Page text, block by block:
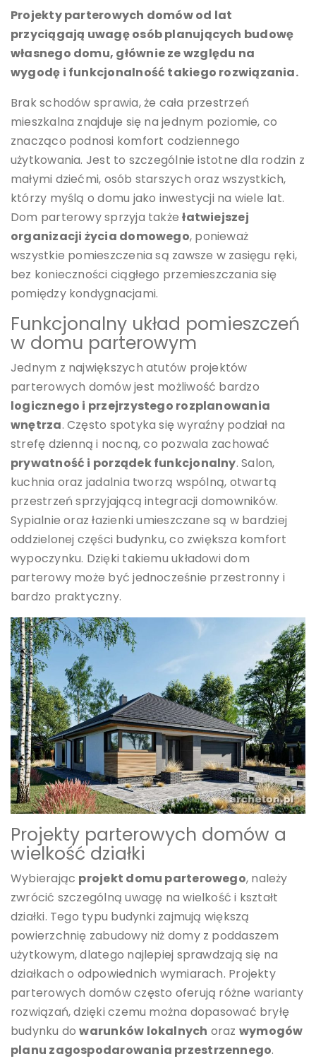
Projekty parterowych domów od lat
przyciągają uwagę osób planujących budowę
własnego domu, głównie ze względu na
wygodę i funkcjonalność takiego rozwiązania.
Brak schodów sprawia, że cała przestrzeń
mieszkalna znajduje się na jednym poziomie, co
znacząco podnosi komfort codziennego
użytkowania. Jest to szczególnie istotne dla rodzin z
małymi dziećmi, osób starszych oraz wszystkich,
którzy myślą o domu jako inwestycji na wiele lat.
Dom parterowy sprzyja takżełatwiejszej
organizacji życia domowego, ponieważ
wszystkie pomieszczenia są zawsze w zasięgu ręki,
bez konieczności ciągłego przemieszczania się
pomiędzy kondygnacjami.
Funkcjonalny układ pomieszczeń
w domu parterowym
Jednym z największych atutów projektów
parterowych domów jest możliwość bardzo
logicznego i przejrzystego rozplanowania
wnętrza. Często spotyka się wyraźny podział na
strefę dzienną i nocną, co pozwala zachować
prywatność i porządek funkcjonalny. Salon,
kuchnia oraz jadalnia tworzą wspólną, otwartą
przestrzeń sprzyjającą integracji domowników.
Sypialnie oraz łazienki umieszczane są w bardziej
oddzielonej części budynku, co zwiększa komfort
wypoczynku. Dzięki takiemu układowi dom
parterowy może być jednocześnie przestronny i
bardzo praktyczny.
Projekty parterowych domów a
wielkość działki
Wybierając projekt domu parterowego, należy
zwrócić szczególną uwagę na wielkość i kształt
działki. Tego typu budynki zajmują większą
powierzchnię zabudowy niż domy z poddaszem
użytkowym, dlatego najlepiej sprawdzają się na
działkach o odpowiednich wymiarach. Projekty
parterowych domów często oferują różne warianty
rozwiązań, dzięki czemu można dopasować bryłę
budynku dowarunków lokalnych oraz wymogów
planu zagospodarowania przestrzennego.